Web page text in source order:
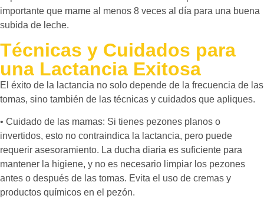
importante que mame al menos 8 veces al día para una buena
subida de leche.
Técnicas y Cuidados para
una Lactancia Exitosa
El éxito de la lactancia no solo depende de la frecuencia de las
tomas, sino también de las técnicas y cuidados que apliques.
• Cuidado de las mamas: Si tienes pezones planos o
invertidos, esto no contraindica la lactancia, pero puede
requerir asesoramiento. La ducha diaria es suficiente para
mantener la higiene, y no es necesario limpiar los pezones
antes o después de las tomas. Evita el uso de cremas y
productos químicos en el pezón.